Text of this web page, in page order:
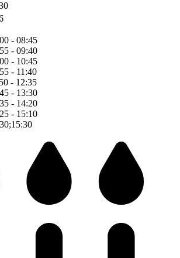
- 08:45
- 09:40
- 10:45
- 11:40
- 12:35
- 13:30
- 14:20
- 15:10